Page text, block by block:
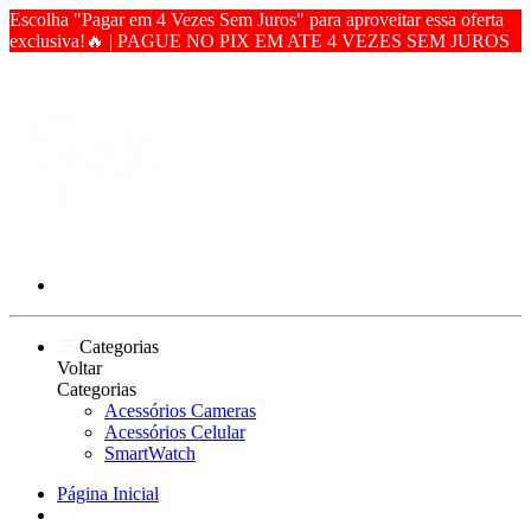
Escolha "Pagar em 4 Vezes Sem Juros" para aproveitar essa oferta
exclusiva!🔥 | PAGUE NO PIX EM ATE 4 VEZES SEM JUROS
Categorias
Voltar
Categorias
Acessórios Cameras
Acessórios Celular
SmartWatch
Página Inicial